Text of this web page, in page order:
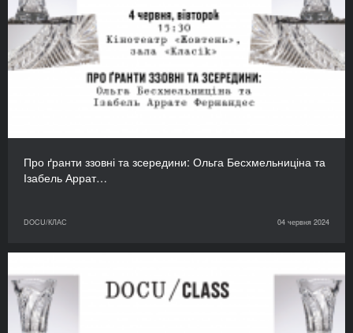
Про ґранти ззовні та зсередини: Ольга Бесхмельниціна та
Ізабель Аррат…
DOCU/КЛАС 04 червня 2024